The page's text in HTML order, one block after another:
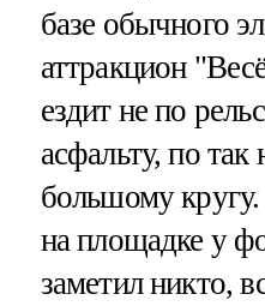
базе обычного
аттракцион
ездит не по
асфальту, по
большому
на площадке у
заметил никто,